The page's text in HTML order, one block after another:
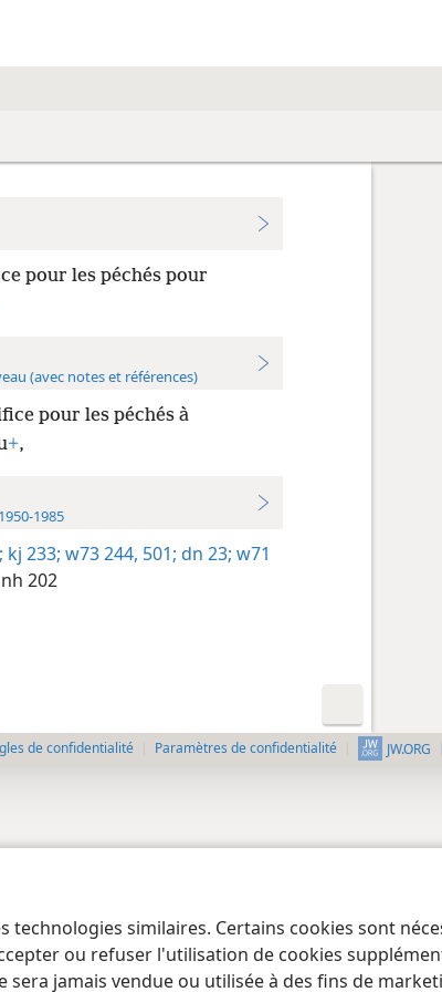
similaires. Certains cookies sont
ou refuser l'utilisation de cookies
jamais vendue ou utilisée à des fins de
pour les péchés pour
(avec notes et références)
pour les péchés à
+,
1985
kj 233; w73 244, 501; dn 23; w71
nh 202
de confidentialité Paramètres de confidentialité JW.ORG